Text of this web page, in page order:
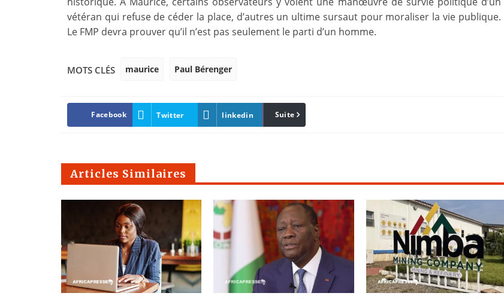
vétéran qui refuse de céder la place, d’autres un ultime sursaut pour moraliser la vie publique.
Le FMP devra prouver qu’il n’est pas seulement le parti d’un homme.
MOTS CLÉS maurice Paul Bérenger
Facebook Twitter linkedin Pinterest
Suite
Articles Similaires